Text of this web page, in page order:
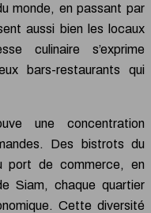
monde, en passant par
aussi bien les locaux
culinaire s’exprime
bars-restaurants qui
une concentration
Des bistrots du
port de commerce, en
Siam, chaque quartier
Cette diversité